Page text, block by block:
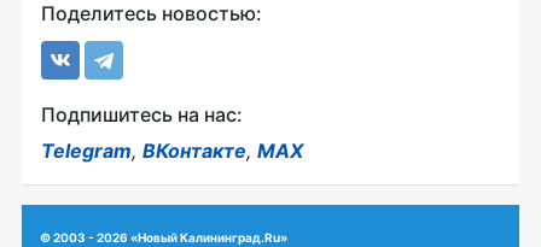
Поделитесь новостью:
Подпишитесь на нас:
Telegram, ВКонтакте, MAX
© 2003 - 2026 «Новый Калининград.Ru»